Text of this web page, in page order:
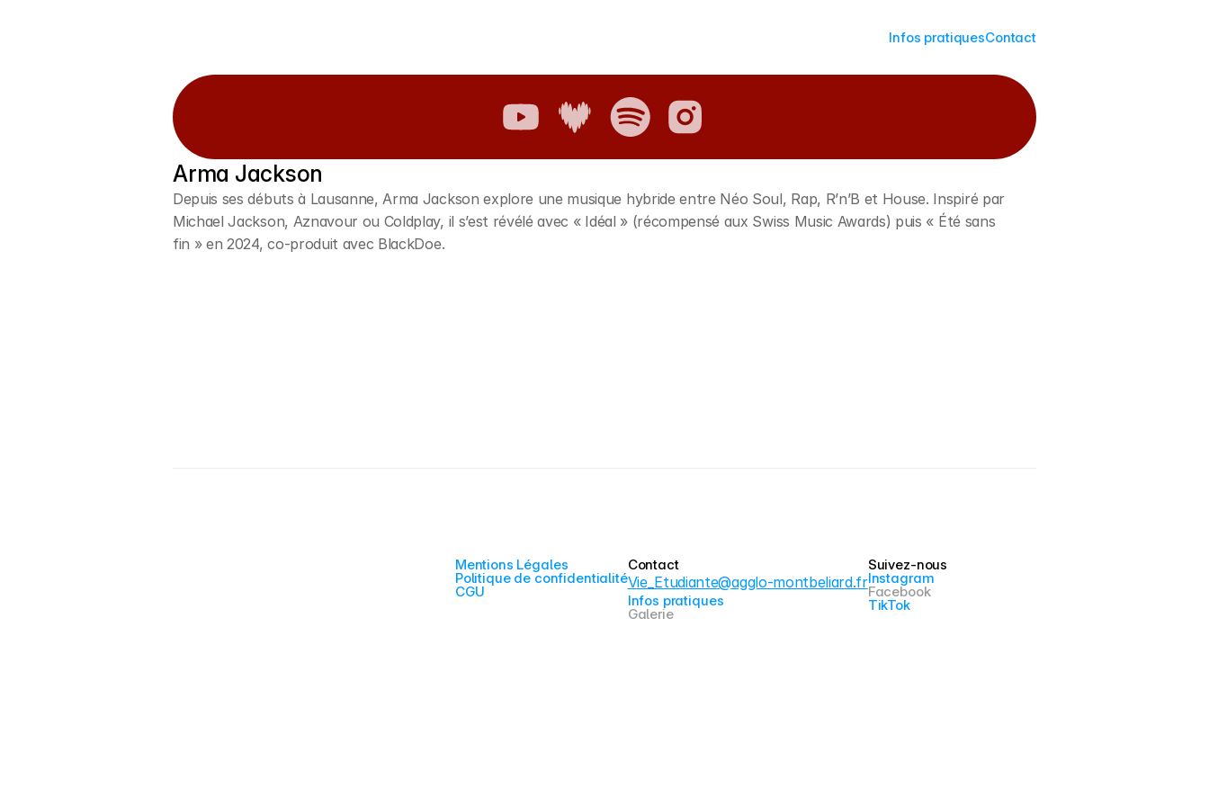
Infos pratiquesContact
Arma Jackson
Depuis ses débuts à Lausanne, Arma Jackson explore une musique hybride entre Néo Soul, Rap, R’n’B et House. Inspiré par
Michael Jackson, Aznavour ou Coldplay, il s’est révélé avec « Idéal » (récompensé aux Swiss Music Awards) puis « Été sans
fin » en 2024, co-produit avec BlackDoe.
Mentions Légales
Politique de confidentialité
CGU
Contact
Vie_Etudiante@agglo-montbeliard.fr
Infos pratiques
Galerie
Suivez-nous
Instagram
Facebook
TikTok